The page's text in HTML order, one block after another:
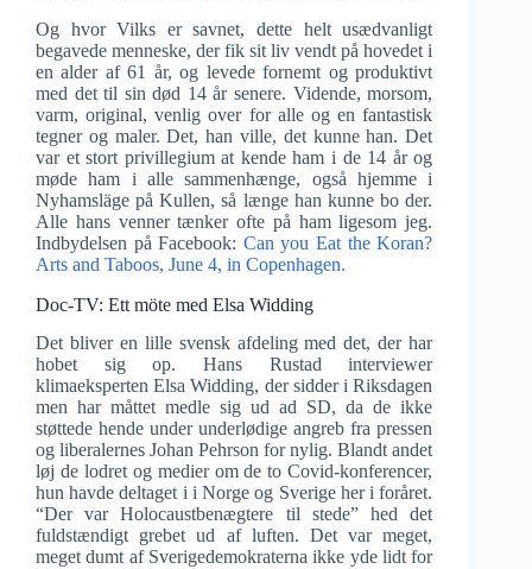
Og hvor Vilks er savnet, dette helt usædvanligt
begavede menneske, der fik sit liv vendt på hovedet i
en alder af 61 år, og levede fornemt og produktivt
med det til sin død 14 år senere. Vidende, morsom,
varm, original, venlig over for alle og en fantastisk
tegner og maler. Det, han ville, det kunne han. Det
var et stort privillegium at kende ham i de 14 år og
møde ham i alle sammenhænge, også hjemme i
Nyhamsläge på Kullen, så længe han kunne bo der.
Alle hans venner tænker ofte på ham ligesom jeg.
Indbydelsen på Facebook: Can you Eat the Koran?
Arts and Taboos, June 4, in Copenhagen.
Doc-TV: Ett möte med Elsa Widding
Det bliver en lille svensk afdeling med det, der har
hobet sig op. Hans Rustad interviewer
klimaeksperten Elsa Widding, der sidder i Riksdagen
men har måttet medle sig ud ad SD, da de ikke
støttede hende under underlødige angreb fra pressen
og liberalernes Johan Pehrson for nylig. Blandt andet
løj de lodret og medier om de to Covid-konferencer,
hun havde deltaget i i Norge og Sverige her i foråret.
“Der var Holocaustbenægtere til stede” hed det
fuldstændigt grebet ud af luften. Det var meget,
meget dumt af Sverigedemokraterna ikke yde lidt for